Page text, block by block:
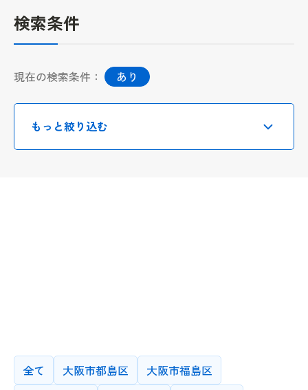
検索条件
現在の検索条件： あり
もっと絞り込む
プログラミング/AI/IT
海外留学/MBA
その他
先生が希望する指導方法です。条件は複数選択可能です
学歴
全て 大阪市都島区
大阪市福島区